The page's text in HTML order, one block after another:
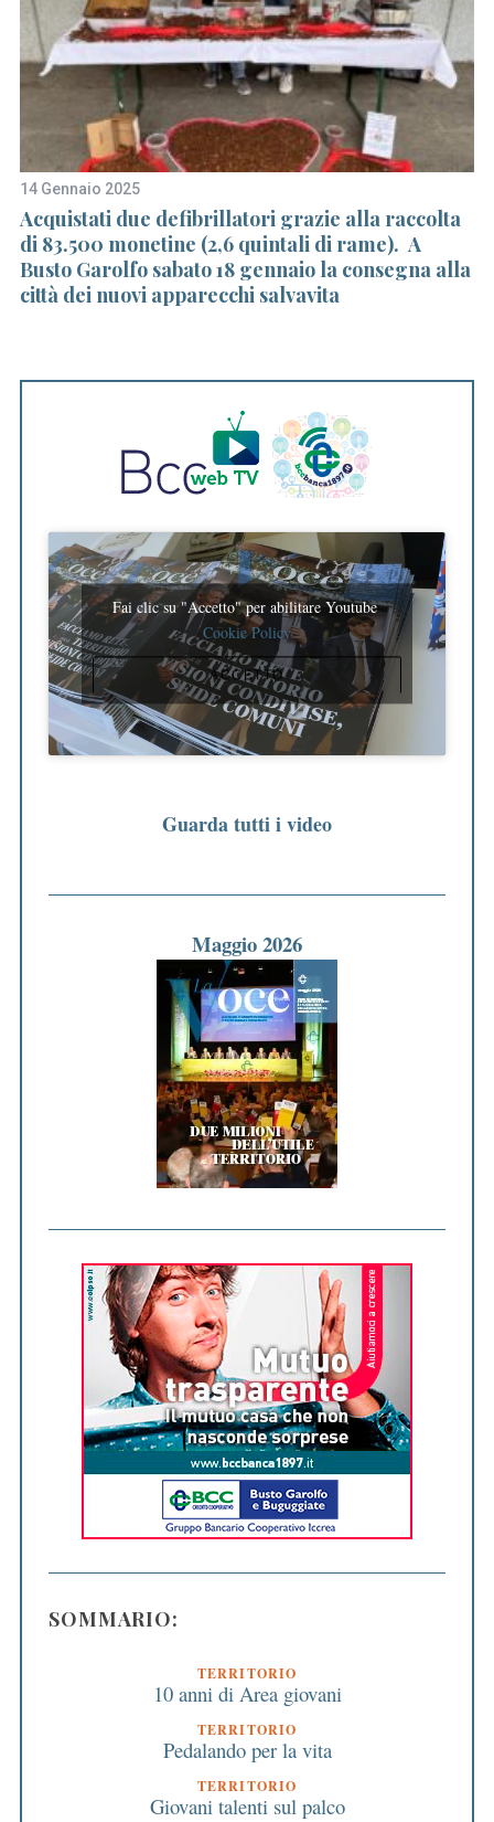
14 Gennaio 2025
Acquistati due defibrillatori grazie alla raccolta
di 83.500 monetine (2,6 quintali di rame). A
Busto Garolfo sabato 18 gennaio la consegna alla
città dei nuovi apparecchi salvavita
Fai clic su "Accetto" per abilitare Youtube
Cookie Policy
ACCETTO
Guarda tutti i video
Maggio 2026
SOMMARIO:
TERRITORIO
10 anni di Area giovani
TERRITORIO
Pedalando per la vita
TERRITORIO
Giovani talenti sul palco